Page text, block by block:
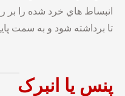
انبساط هاي خرد شده را بر
تا برداشته شود و به سمت
پنس یا انبرک